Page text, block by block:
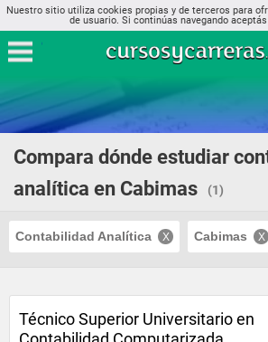
Nuestro sitio utiliza cookies propias y de terceros para
de usuario. Si continúas navegando
Compara dónde estudiar
analítica en Cabimas
(1)
Contabilidad Analítica Cabimas
Técnico Superior Universitario en